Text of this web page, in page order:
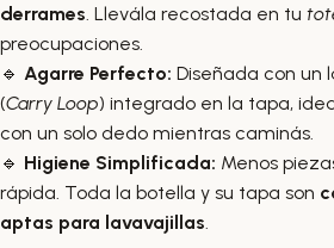
derrames. Llevála recostada en tu
preocupaciones.
🔹 Agarre Perfecto: Diseñada con un
(Carry Loop) integrado en la tapa,
con un solo dedo mientras caminás.
🔹 Higiene Simplificada: Menos
rápida. Toda la botella y su tapa son
aptas para lavavajillas.